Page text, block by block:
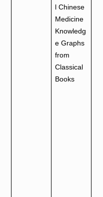
l Chinese
Medicine
Knowledg
e Graphs
from
Classical
Books